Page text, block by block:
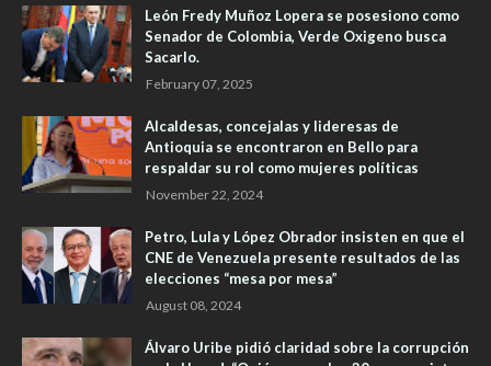
León Fredy Muñoz Lopera se posesiono como
Senador de Colombia, Verde Oxigeno busca
Sacarlo.
February 07, 2025
Alcaldesas, concejalas y lideresas de
Antioquia se encontraron en Bello para
respaldar su rol como mujeres políticas
November 22, 2024
Petro, Lula y López Obrador insisten en que el
CNE de Venezuela presente resultados de las
elecciones “mesa por mesa”
August 08, 2024
Álvaro Uribe pidió claridad sobre la corrupción